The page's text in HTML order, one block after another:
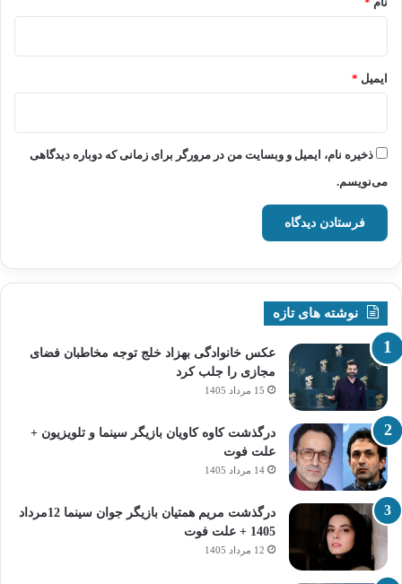
ایمیل *
ذخیره نام، ایمیل و وبسایت من در مرورگر برای زمانی که دوباره دیدگاهی
می‌نویسم.
نوشته های تازه
عکس خانوادگی بهزاد خلج توجه مخاطبان فضای
مجازی را جلب کرد
15 مرداد 1405
درگذشت کاوه کاویان بازیگر سینما و تلویزیون +
علت فوت
14 مرداد 1405
درگذشت مریم همتیان بازیگر جوان سینما 12مرداد
1405 + علت فوت
12 مرداد 1405